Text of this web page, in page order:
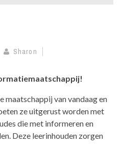
Sharon
maatschappij van vandaag en
ze uitgerust worden met
die met informeren en
Deze leerinhouden zorgen